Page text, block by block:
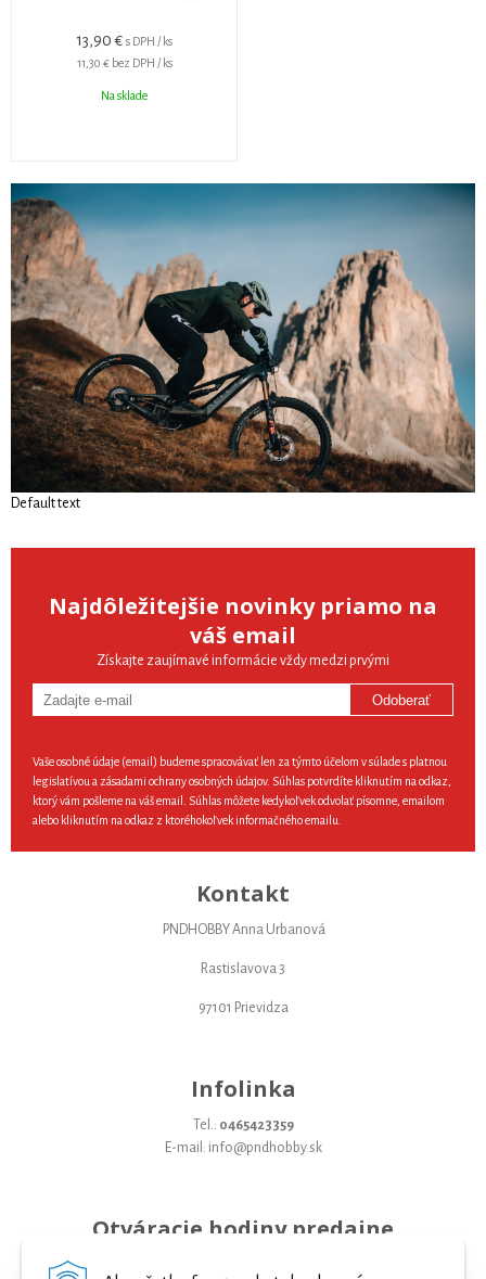
13,90 € s DPH / ks
11,30 € bez DPH / ks
Na sklade
Default text
Najdôležitejšie novinky priamo na
váš email
Získajte zaujímavé informácie vždy medzi prvými
Odoberať
Vaše osobné údaje (email) budeme spracovávať len za týmto účelom v súlade s platnou
legislatívou a zásadami ochrany osobných údajov. Súhlas potvrdíte kliknutím na odkaz,
ktorý vám pošleme na váš email. Súhlas môžete kedykoľvek odvolať písomne, emailom
alebo kliknutím na odkaz z ktoréhokoľvek informačného emailu.
Kontakt
PNDHOBBY Anna Urbanová
Rastislavova 3
97101 Prievidza
Infolinka
Tel.: 0465423359
E-mail: info@pndhobby.sk
Otváracie hodiny predajne